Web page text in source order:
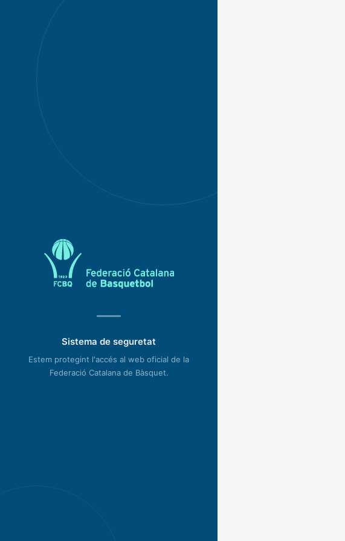
Sistema de seguretat
Estem protegint l'accés al web oficial de la
Federació Catalana de Bàsquet.